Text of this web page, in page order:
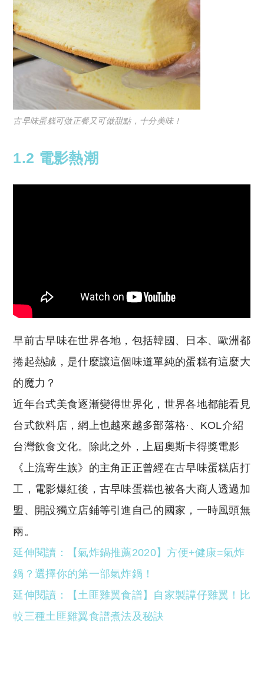
古早味蛋糕可做正餐又可做甜點，十分美味！
1.2 電影熱潮
早前古早味在世界各地，包括韓國、日本、歐洲都
捲起熱誠，是什麼讓這個味道單純的蛋糕有這麼大
的魔力？
近年台式美食逐漸變得世界化，世界各地都能看見
台式飲料店，網上也越來越多部落格·、KOL介紹
台灣飲食文化。除此之外，上屆奧斯卡得獎電影
《上流寄生族》的主角正正曾經在古早味蛋糕店打
工，電影爆紅後，古早味蛋糕也被各大商人透過加
盟、開設獨立店鋪等引進自己的國家，一時風頭無
兩。
延伸閱讀 ：
【氣炸鍋推薦2020】方便+健康=氣炸
鍋？選擇你的第一部氣炸鍋！
延伸閱讀 ：
【土匪雞翼食譜】自家製譚仔雞翼！比
較三種土匪雞翼食譜煮法及秘訣